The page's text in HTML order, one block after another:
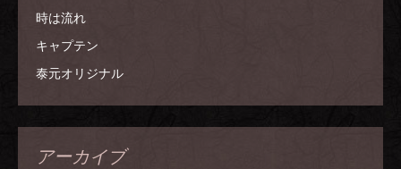
時は流れ
キャプテン
泰元オリジナル
アーカイブ